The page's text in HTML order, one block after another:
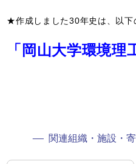
★作成しました30年史は、以下
「岡山大学環境理
関連組織・施設・